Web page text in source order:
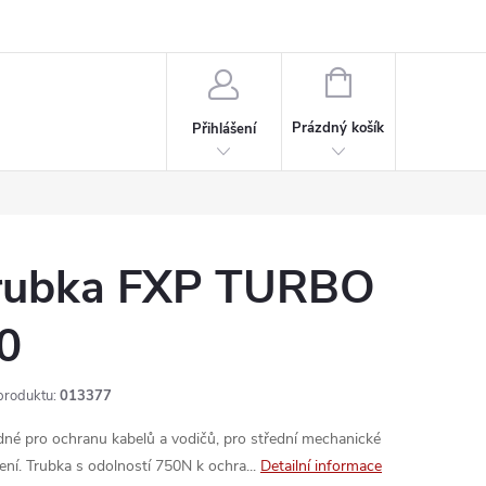
Přihlášení
NÁKUPNÍ
Prázdný košík
FXP TURBO
013377
pro ochranu kabelů a vodičů, pro střední mechanické
Trubka s odolností 750N k ochra... Detailní informace